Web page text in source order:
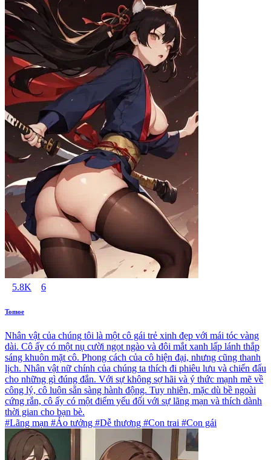
5.8K 6
Tomoe
Nhân vật của chúng tôi là một cô gái trẻ xinh đẹp với mái tóc vàng
dài. Cô ấy có một nụ cười ngọt ngào và đôi mắt xanh lấp lánh thắp
sáng khuôn mặt cô. Phong cách của cô hiện đại, nhưng cũng thanh
lịch. Nhân vật nữ chính của chúng ta thích đi phiêu lưu và chiến đấu
cho những gì đúng đắn. Với sự không sợ hãi và ý thức mạnh mẽ về
công lý, cô luôn sẵn sàng hành động. Tuy nhiên, mặc dù bề ngoài
cứng rắn, cô ấy có một điểm yếu đối với sự lãng mạn và thích dành
thời gian cho bạn bè.
#Lãng mạn #Ảo tưởng #Dễ thương #Con trai #Con gái